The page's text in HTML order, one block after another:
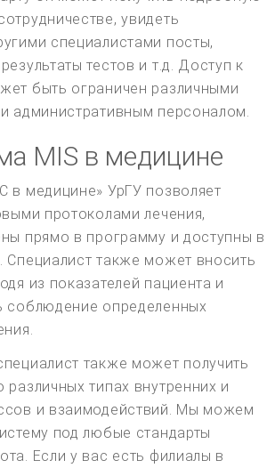
увидеть
специалистами посты,
тестов и т.д. Доступ к
быть ограничен различными
административным персоналом.
MIS в медицине
в медицине» УрГУ позволяет
протоколами лечения,
прямо в программу и доступны в
также может вносить
из показателей пациента и
соблюдение определенных
также может получить
типах внутренних и
и взаимодействий. Мы можем
под любые стандарты
Если у вас есть филиалы в